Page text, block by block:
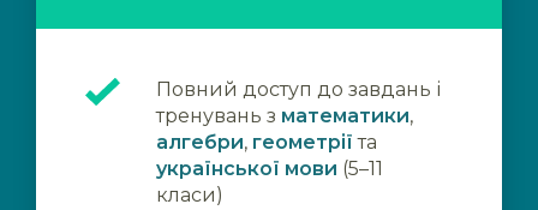
Повний доступ до завдань і
тренувань з математики,
алгебри, геометрії та
української мови (5–11
класи)